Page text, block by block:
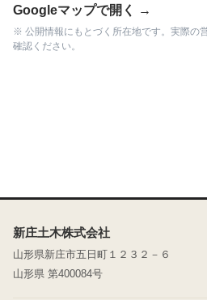
Googleマップで開く →
※ 公開情報にもとづく所在地です。実際の
確認ください。
新庄土木株式会社
山形県新庄市五日町１２３２－６
山形県 第400084号